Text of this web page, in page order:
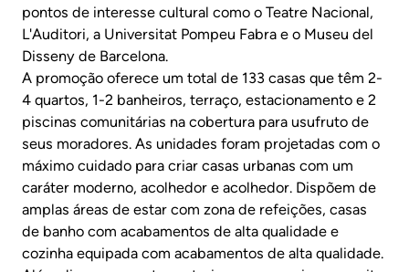
pontos de interesse cultural como o Teatre Nacional,
L'Auditori, a Universitat Pompeu Fabra e o Museu del
Disseny de Barcelona.
A promoção oferece um total de 133 casas que têm 2-
4 quartos, 1-2 banheiros, terraço, estacionamento e 2
piscinas comunitárias na cobertura para usufruto de
seus moradores. As unidades foram projetadas com o
máximo cuidado para criar casas urbanas com um
caráter moderno, acolhedor e acolhedor. Dispõem de
amplas áreas de estar com zona de refeições, casas
de banho com acabamentos de alta qualidade e
cozinha equipada com acabamentos de alta qualidade.